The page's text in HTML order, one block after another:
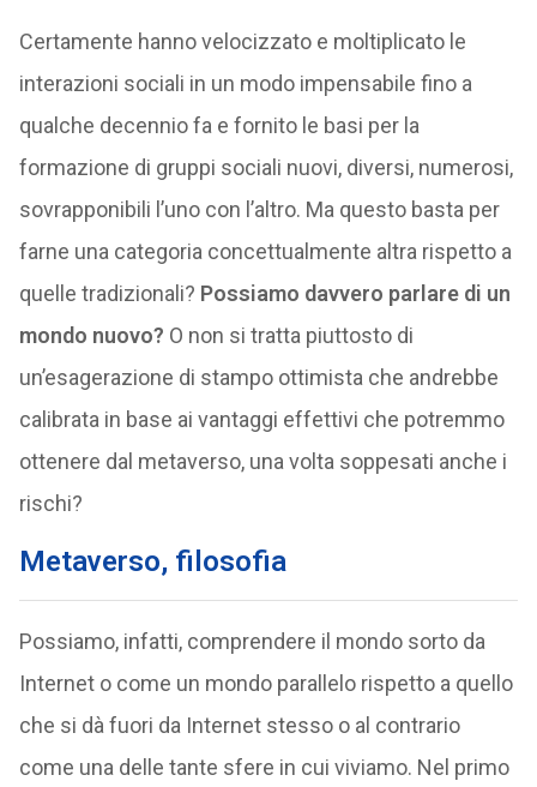
Certamente hanno velocizzato e moltiplicato le
interazioni sociali in un modo impensabile fino a
qualche decennio fa e fornito le basi per la
formazione di gruppi sociali nuovi, diversi, numerosi,
sovrapponibili l’uno con l’altro. Ma questo basta per
farne una categoria concettualmente altra rispetto a
quelle tradizionali? Possiamo davvero parlare di un
mondo nuovo? O non si tratta piuttosto di
un’esagerazione di stampo ottimista che andrebbe
calibrata in base ai vantaggi effettivi che potremmo
ottenere dal metaverso, una volta soppesati anche i
rischi?
Metaverso, filosofia
Possiamo, infatti, comprendere il mondo sorto da
Internet o come un mondo parallelo rispetto a quello
che si dà fuori da Internet stesso o al contrario
come una delle tante sfere in cui viviamo. Nel primo